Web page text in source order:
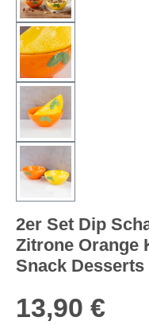
2er Set Dip
Zitrone Orange
Snack Desserts
13,90 €